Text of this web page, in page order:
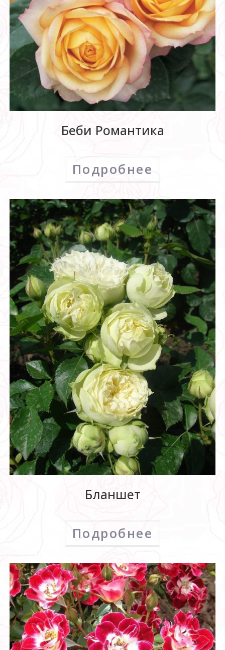
Беби Романтика
Подробнее
Бланшет
Подробнее